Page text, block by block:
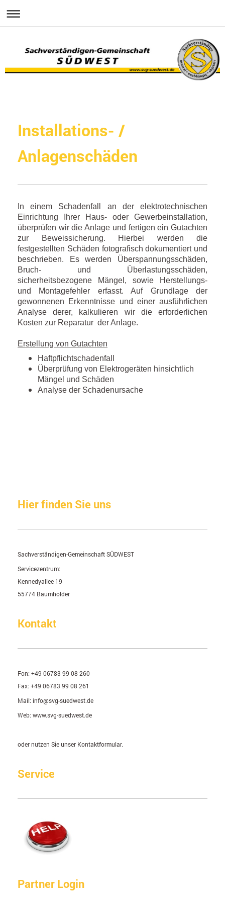
Installations- /
Anlagenschäden
In einem Schadenfall an der elektrotechnischen
Einrichtung Ihrer Haus- oder Gewerbeinstallation,
überprüfen wir die Anlage und fertigen ein Gutachten
zur Beweissicherung. Hierbei werden die
festgestellten Schäden fotografisch dokumentiert und
beschrieben. Es werden Überspannungsschäden,
Bruch- und Überlastungsschäden,
sicherheitsbezogene Mängel, sowie Herstellungs-
und Montagefehler erfasst. Auf Grundlage der
gewonnenen Erkenntnisse und einer ausführlichen
Analyse derer, kalkulieren wir die erforderlichen
Kosten zur Reparatur der Anlage.
Erstellung von Gutachten
Haftpflichtschadenfall
Überprüfung von Elektrogeräten hinsichtlich
Mängel und Schäden
Analyse der Schadenursache
Hier finden Sie uns
Sachverständigen-Gemeinschaft SÜDWEST
Servicezentrum:
Kennedyallee 19
55774 Baumholder
Kontakt
Fon: +49 06783 99 08 260
Fax: +49 06783 99 08 261
Mail: info@svg-suedwest.de
Web: www.svg-suedwest.de
oder nutzen Sie unser Kontaktformular.
Service
Partner Login